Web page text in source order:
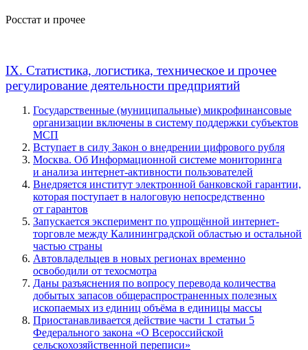
Росстат и прочее
IX. Статистика, логистика, техническое и прочее
регулирование деятельности предприятий
Государственные (муниципальные) микрофинансовые
организации включены в систему поддержки субъектов
МСП
Вступает в силу Закон о внедрении цифрового рубля
Москва. Об Информационной системе мониторинга
и анализа интернет-активности пользователей
Внедряется институт электронной банковской гарантии,
которая поступает в налоговую непосредственно
от гарантов
Запускается эксперимент по упрощённой интернет-
торговле между Калининградской областью и остальной
частью страны
Автовладельцев в новых регионах временно
освободили от техосмотра
Даны разъяснения по вопросу перевода количества
добытых запасов общераспространенных полезных
ископаемых из единиц объёма в единицы массы
Приостанавливается действие части 1 статьи 5
Федерального закона «О Всероссийской
сельскохозяйственной переписи»